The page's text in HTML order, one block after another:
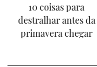
10 coisas para
destralhar antes da
primavera chegar